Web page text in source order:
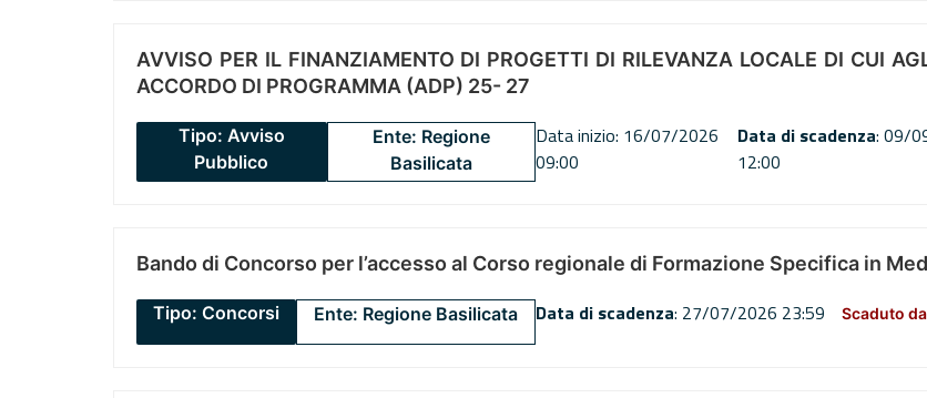
AVVISO PER IL FINANZIAMENTO DI PROGETTI DI RILEVANZA LOCALE DI CUI
ACCORDO DI PROGRAMMA (ADP) 25- 27
Tipo: Avviso
Pubblico
Ente: Regione
Basilicata
Data inizio: 16/07/2026
09:00
Data di scadenza: 09/
12:00
Bando di Concorso per l’accesso al Corso regionale di Formazione Specifica in
Tipo: Concorsi Ente: Regione Basilicata Data di scadenza: 27/07/2026 23:59 Scaduto